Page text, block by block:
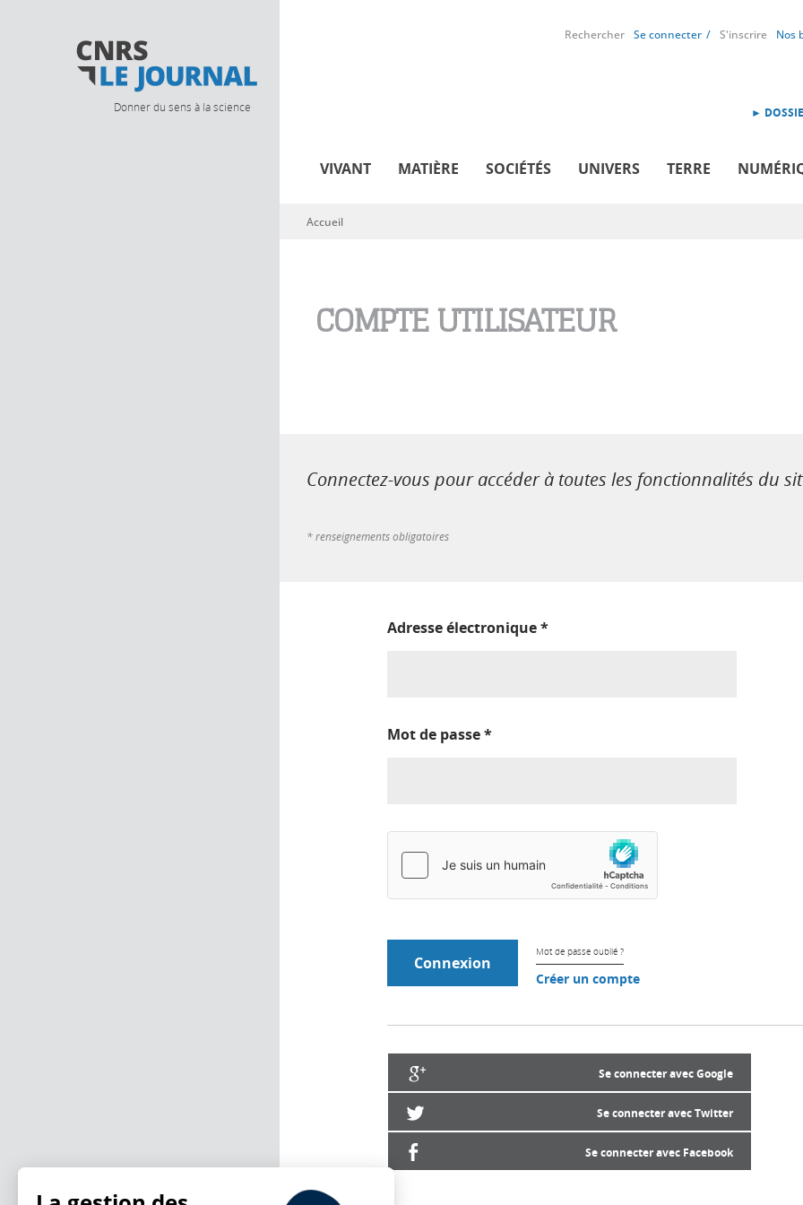
Donner du sens à la science
Rechercher Se connecter S'inscrire Nos
►
VIVANT MATIÈRE SOCIÉTÉS UNIVERS TERRE
Vous êtes ici
Accueil
COMPTE UTILISATEUR
Connectez-vous pour accéder à toutes les fonctionnalités du
* renseignements obligatoires
Adresse électronique*
Mot de passe*
Mot de passe oublié ?
Créer un compte
Se connecter avec Google
Se connecter avec Twitter
Se connecter avec Facebook